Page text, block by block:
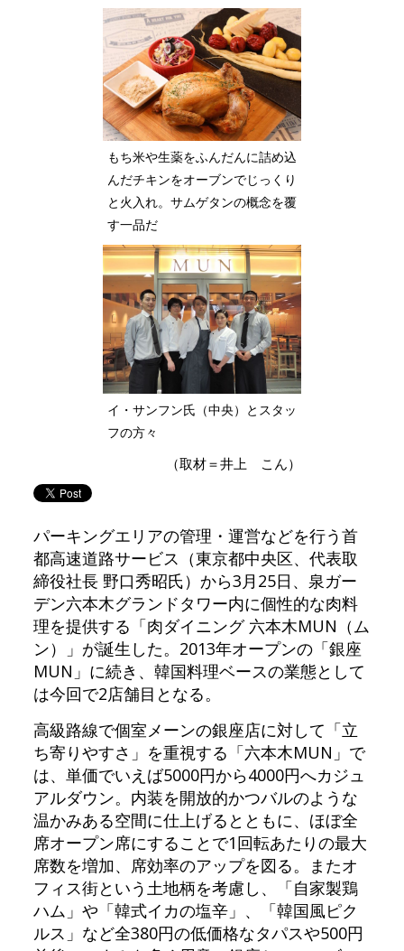
もち米や生薬をふんだんに詰め込
んだチキンをオーブンでじっくり
と火入れ。サムゲタンの概念を覆
す一品だ
イ・サンフン氏（中央）とスタッ
フの方々
（取材＝井上 こん）
パーキングエリアの管理・運営などを行う首
都高速道路サービス（東京都中央区、代表取
締役社長 野口秀昭氏）から3月25日、泉ガー
デン六本木グランドタワー内に個性的な肉料
理を提供する「肉ダイニング 六本木MUN（ム
ン）」が誕生した。2013年オープンの「銀座
MUN」に続き、韓国料理ベースの業態として
は今回で2店舗目となる。
高級路線で個室メーンの銀座店に対して「立
ち寄りやすさ」を重視する「六本木MUN」で
は、単価でいえば5000円から4000円へカジュ
アルダウン。内装を開放的かつバルのような
温かみある空間に仕上げるとともに、ほぼ全
席オープン席にすることで1回転あたりの最大
席数を増加、席効率のアップを図る。またオ
フィス街という土地柄を考慮し、「自家製鶏
ハム」や「韓式イカの塩辛」、「韓国風ピク
ルス」など全380円の低価格なタパスや500円